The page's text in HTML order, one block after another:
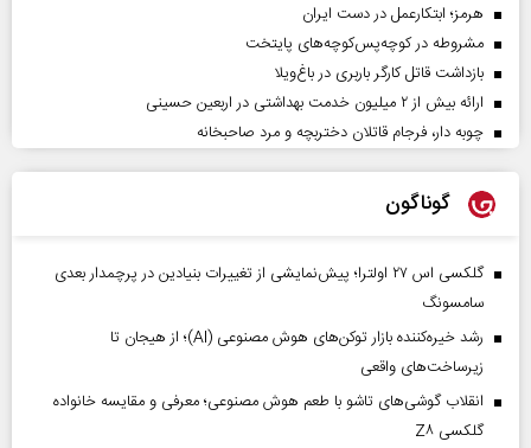
هرمز؛ ابتکارعمل در دست ایران
مشروطه در کوچه‌پس‌کوچه‌های پایتخت
بازداشت قاتل کارگر باربری در باغ‌ویلا
ارائه بیش از ۲ میلیون خدمت بهداشتی در اربعین حسینی
چوبه دار، فرجام قاتلان دختربچه و مرد صاحبخانه
گوناگون
گلکسی اس ۲۷ اولترا؛ پیش‌نمایشی از تغییرات بنیادین در پرچمدار بعدی
سامسونگ
رشد خیره‌کننده بازار توکن‌های هوش مصنوعی (AI)؛ از هیجان تا
زیرساخت‌های واقعی
انقلاب گوشی‌های تاشو‌ با طعم هوش مصنوعی؛ معرفی و مقایسه خانواده
گلکسی Z۸